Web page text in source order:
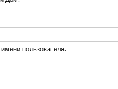
пользователя.